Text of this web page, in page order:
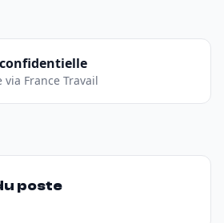
France Travail
poste